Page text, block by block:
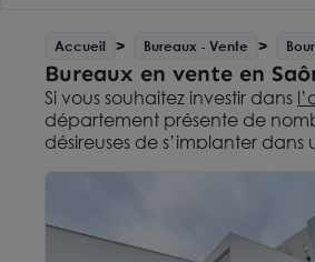
Accueil Bureaux - Vente
Bureaux en vente en
Si vous souhaitez investir dans
département présente de
désireuses de s’implanter
propose un cadre favorable